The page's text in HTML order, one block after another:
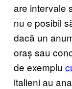
are intervale
nu e posibil
dacă un
oraș sau
de exemplu
italieni au